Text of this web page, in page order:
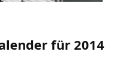
für 2014